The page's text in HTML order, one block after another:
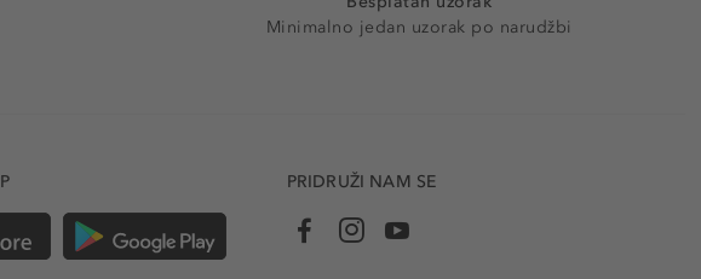
Minimalno jedan uzorak po narudžbi
PRIDRUŽI NAM SE